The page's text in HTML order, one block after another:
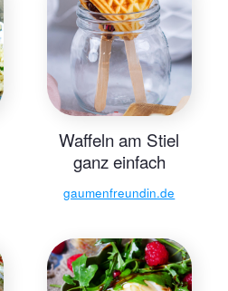
Waffeln am Stiel
ganz einfach
gaumenfreundin.de